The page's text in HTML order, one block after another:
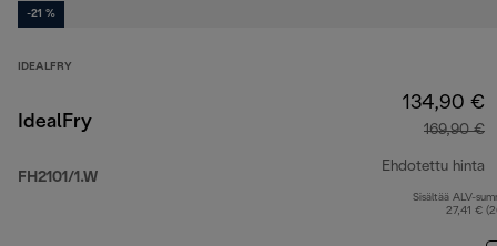
-21 %
IDEALFRY
IdealFry
FH2101/1.W
134,90 €
169,90 €
Ehdotettu hinta
Sisältää ALV-
27,41 €